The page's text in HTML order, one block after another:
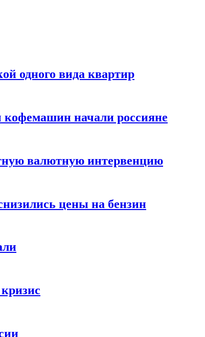
одного вида квартир
начали россияне
валютную интервенцию
цены на бензин